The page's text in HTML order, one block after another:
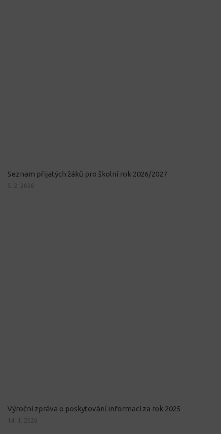
Seznam přijatých žáků pro školní rok 2026/2027
5. 2. 2026
Výroční zpráva o poskytování informací za rok 2025
14. 1. 2026